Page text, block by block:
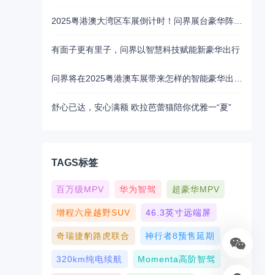
2025粤港澳大湾区车展倒计时！问界展台豪华阵容抢先揭秘
有面子更有里子，问界以智慧科技赋能新豪华出行
舒心已达，安心满额 欧拉芭蕾猫陪你优雅一“夏”
TAGS标签
百万级MPV 华为智驾 超豪华MPV
增程六座越野SUV 46.3英寸远端屏
奇瑞捷豹路虎联合 神行者8预售延期
320km纯电续航 Momenta高阶智驾